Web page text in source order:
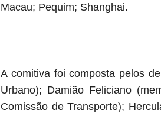
Macau; Pequim; Shanghai.
A comitiva foi composta pelos
Urbano); Damião Feliciano
Comissão de Transporte);